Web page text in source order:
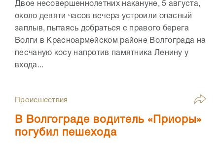
Двое несовершеннолетних накануне, 5 августа,
около девяти часов вечера устроили опасный
заплыв, пытаясь добраться с правого берега
Волги в Красноармейском районе Волгограда на
песчаную косу напротив памятника Ленину у
входа...
Происшествия
В Волгограде водитель «Приоры»
погубил пешехода